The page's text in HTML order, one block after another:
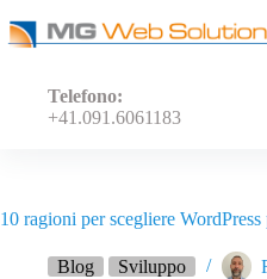
al
contenuto
Telefono:
+41.091.6061183
10 ragioni per scegliere
Blog Sviluppo